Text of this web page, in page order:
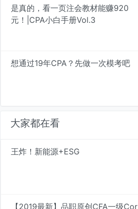
是真的，看一页注会教材能赚920
元！|CPA小白手册Vol.3
想通过19年CPA？先做一次模考吧
大家都在看
王炸！新能源+ESG
【2019最新】品职原创CFA一级Cor